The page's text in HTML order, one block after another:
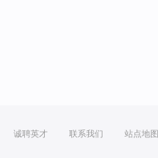
诚聘英才 联系我们 站点地图